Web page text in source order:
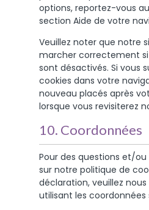
options, reportez-vous
section Aide de votre
Veuillez noter que notre
marcher correctement si
sont désactivés. Si vous
cookies dans votre
nouveau placés après
lorsque vous revisiterez
10. Coordonnées
Pour des questions et/
sur notre politique de
déclaration, veuillez
utilisant les coordonnées